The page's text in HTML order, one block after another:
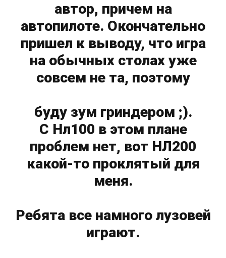
автор, причем на
автопилоте. Окончательно
пришел к выводу, что игра
на обычных столах уже
совсем не та, поэтому
буду зум гриндером ;).
С Нл100 в этом плане
проблем нет, вот НЛ200
какой-то проклятый для
меня.
Ребята все намного лузовей
играют.